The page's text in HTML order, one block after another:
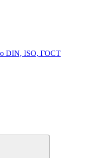
DIN, ISO, ГОСТ